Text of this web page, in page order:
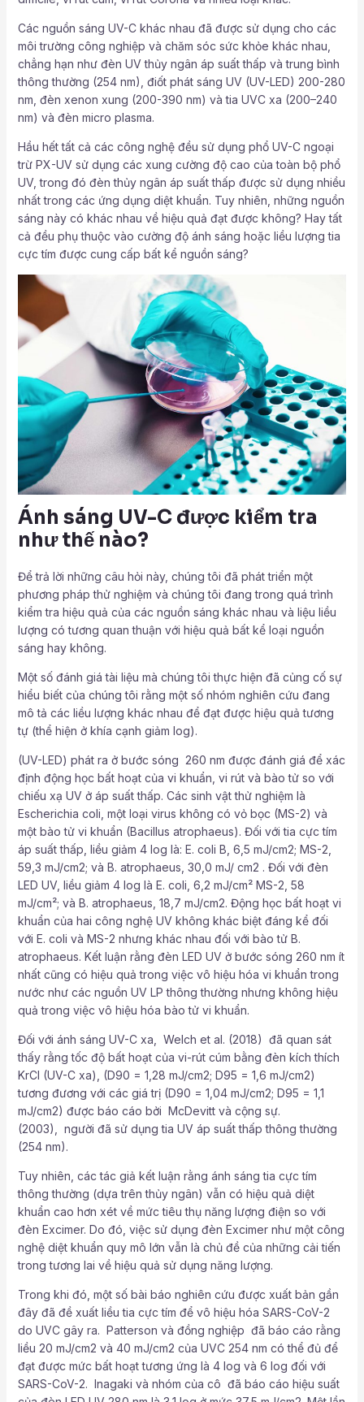
Các nguồn sáng UV-C khác nhau đã được sử dụng cho các
môi trường công nghiệp và chăm sóc sức khỏe khác nhau,
chẳng hạn như đèn UV thủy ngân áp suất thấp và trung bình
thông thường (254 nm), điốt phát sáng UV (UV-LED) 200-280
nm, đèn xenon xung (200-390 nm) và tia UVC xa (200–240
nm) và đèn micro plasma.
Hầu hết tất cả các công nghệ đều sử dụng phổ UV-C ngoại
trừ PX-UV sử dụng các xung cường độ cao của toàn bộ phổ
UV, trong đó đèn thủy ngân áp suất thấp được sử dụng nhiều
nhất trong các ứng dụng diệt khuẩn. Tuy nhiên, những nguồn
sáng này có khác nhau về hiệu quả đạt được không? Hay tất
cả đều phụ thuộc vào cường độ ánh sáng hoặc liều lượng tia
cực tím được cung cấp bất kể nguồn sáng?
Ánh sáng UV-C được kiểm tra
như thế nào?
Để trả lời những câu hỏi này, chúng tôi đã phát triển một
phương pháp thử nghiệm và chúng tôi đang trong quá trình
kiểm tra hiệu quả của các nguồn sáng khác nhau và liệu liều
lượng có tương quan thuận với hiệu quả bất kể loại nguồn
sáng hay không.
Một số đánh giá tài liệu mà chúng tôi thực hiện đã củng cố sự
hiểu biết của chúng tôi rằng một số nhóm nghiên cứu đang
mô tả các liều lượng khác nhau để đạt được hiệu quả tương
tự (thể hiện ở khía cạnh giảm log).
(UV-LED) phát ra ở bước sóng 260 nm được đánh giá để xác
định động học bất hoạt của vi khuẩn, vi rút và bào tử so với
chiếu xạ UV ở áp suất thấp. Các sinh vật thử nghiệm là
Escherichia coli, một loại virus không có vỏ bọc (MS-2) và
một bào tử vi khuẩn (Bacillus atrophaeus). Đối với tia cực tím
áp suất thấp, liều giảm 4 log là: E. coli B, 6,5 mJ/cm2; MS-2,
59,3 mJ/cm2; và B. atrophaeus, 30,0 mJ/ cm2 . Đối với đèn
LED UV, liều giảm 4 log là E. coli, 6,2 mJ/cm² MS-2, 58
mJ/cm²; và B. atrophaeus, 18,7 mJ/cm2. Động học bất hoạt vi
khuẩn của hai công nghệ UV không khác biệt đáng kể đối
với E. coli và MS-2 nhưng khác nhau đối với bào tử B.
atrophaeus. Kết luận rằng đèn LED UV ở bước sóng 260 nm ít
nhất cũng có hiệu quả trong việc vô hiệu hóa vi khuẩn trong
nước như các nguồn UV LP thông thường nhưng không hiệu
quả trong việc vô hiệu hóa bào tử vi khuẩn.
Đối với ánh sáng UV-C xa, Welch et al. (2018) đã quan sát
thấy rằng tốc độ bất hoạt của vi-rút cúm bằng đèn kích thích
KrCl (UV-C xa), (D90 = 1,28 mJ/cm2; D95 = 1,6 mJ/cm2)
tương đương với các giá trị (D90 = 1,04 mJ/cm2; D95 = 1,1
mJ/cm2) được báo cáo bởi McDevitt và cộng sự.
(2003), người đã sử dụng tia UV áp suất thấp thông thường
(254 nm).
Tuy nhiên, các tác giả kết luận rằng ánh sáng tia cực tím
thông thường (dựa trên thủy ngân) vẫn có hiệu quả diệt
khuẩn cao hơn xét về mức tiêu thụ năng lượng điện so với
đèn Excimer. Do đó, việc sử dụng đèn Excimer như một công
nghệ diệt khuẩn quy mô lớn vẫn là chủ đề của những cải tiến
trong tương lai về hiệu quả sử dụng năng lượng.
Trong khi đó, một số bài báo nghiên cứu được xuất bản gần
đây đã đề xuất liều tia cực tím để vô hiệu hóa SARS-CoV-2
do UVC gây ra. Patterson và đồng nghiệp đã báo cáo rằng
liều 20 mJ/cm2 và 40 mJ/cm2 của UVC 254 nm có thể đủ để
đạt được mức bất hoạt tương ứng là 4 log và 6 log đối với
SARS-CoV-2. Inagaki và nhóm của cô đã báo cáo hiệu suất